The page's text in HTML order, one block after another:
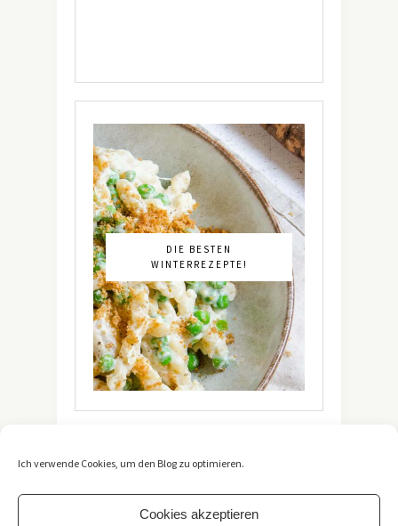
Ich verwende Cookies, um den Blog zu optimieren.
Cookies akzeptieren
DIE BESTEN
WINTERREZEPTE!